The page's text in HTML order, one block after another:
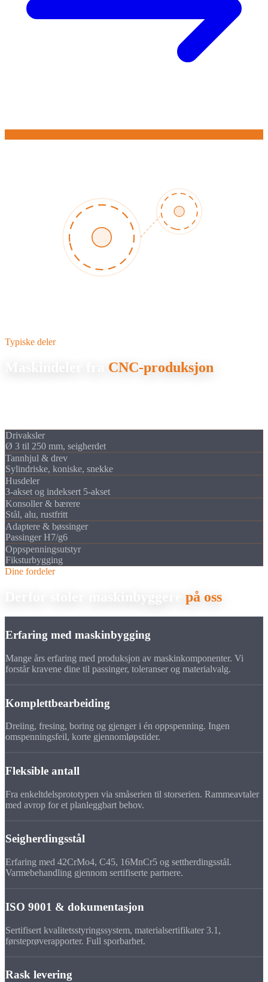
Typiske deler
CNC-produksjon
Drivaksler
Ø 3 til 250 mm, seigherdet
Tannhjul & drev
Sylindriske, koniske, snekke
Husdeler
3-akset og indeksert 5-akset
Konsoller & bærere
Stål, alu, rustfritt
Adaptere & bøssinger
Passinger H7/g6
Oppspenningsutstyr
Fiksturbygging
Dine fordeler
på oss
Erfaring med maskinbygging
Mange års erfaring med produksjon av maskinkomponenter. Vi
forstår kravene dine til passinger, toleranser og materialvalg.
Komplettbearbeiding
Dreiing, fresing, boring og gjenger i én oppspenning. Ingen
omspenningsfeil, korte gjennomløpstider.
Fleksible antall
Fra enkeltdelsprototypen via småserien til storserien. Rammeavtaler
med avrop for et planleggbart behov.
Seigherdingsstål
Erfaring med 42CrMo4, C45, 16MnCr5 og settherdingsstål.
Varmebehandling gjennom sertifiserte partnere.
ISO 9001 & dokumentasjon
Sertifisert kvalitetsstyringssystem, materialsertifikater 3.1,
førsteprøverapporter. Full sporbarhet.
Rask levering